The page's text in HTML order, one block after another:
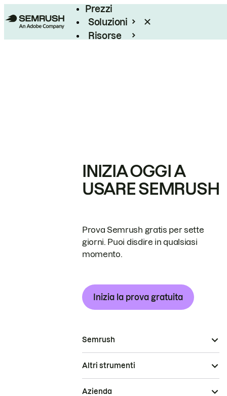
Prezzi
Soluzioni
Risorse
INIZIA OGGI A
USARE SEMRUSH
Prova Semrush gratis per sette
giorni. Puoi disdire in qualsiasi
momento.
Inizia la prova gratuita
Semrush
Altri strumenti
Azienda